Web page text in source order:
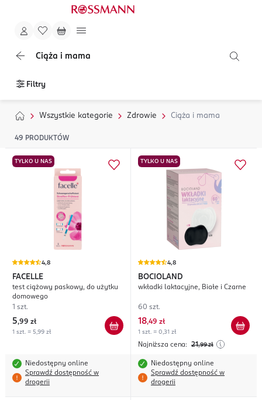
Ciąża i mama
Filtry
Wszystkie kategorie Zdrowie Ciąża i mama
49 PRODUKTÓW
TYLKO U NAS
4,8
FACELLE
test ciążowy paskowy, do użytku
domowego
1 szt.
5,99 zł
1 szt. = 5,99 zł
Niedostępny online
Sprawdź dostępność w
drogerii
TYLKO U NAS
4,8
BOCIOLAND
wkładki laktacyjne, Białe i Czarne
60 szt.
18,49 zł
1 szt. = 0,31 zł
Najniższa cena: 21,99 zł
Niedostępny online
Sprawdź dostępność w
drogerii